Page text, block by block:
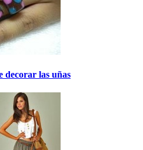
decorar las uñas